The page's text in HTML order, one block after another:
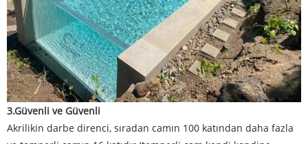
3.Güvenli ve Güvenli
Akrilikin darbe direnci, sıradan camın 100 katından daha fazla